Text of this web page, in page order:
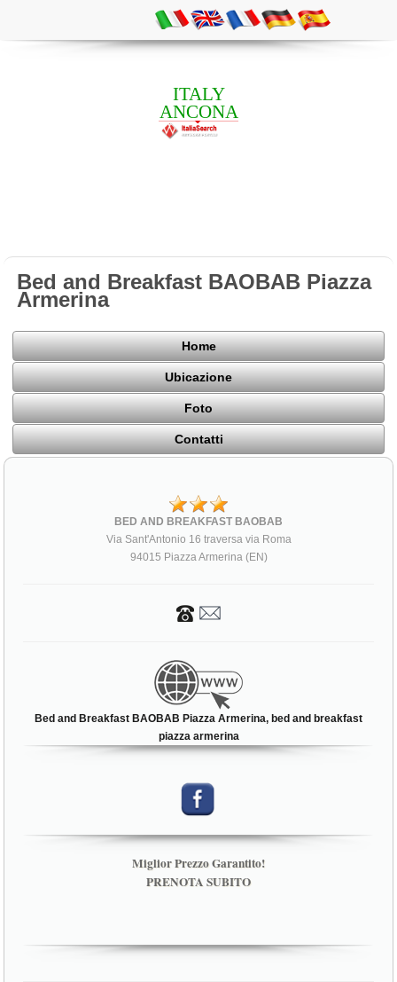
ITALY
ANCONA
Bed and Breakfast BAOBAB Piazza
Armerina
Home
Ubicazione
Foto
Contatti
BED AND BREAKFAST BAOBAB
Via Sant'Antonio 16 traversa via Roma
94015 Piazza Armerina (EN)
Bed and Breakfast BAOBAB Piazza Armerina, bed and breakfast
piazza armerina
Miglior Prezzo Garantito!
PRENOTA SUBITO